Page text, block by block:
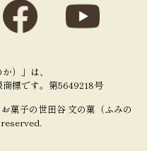
）」は、
標です。第5649218号
菓子の世田谷 文の菓（ふみの